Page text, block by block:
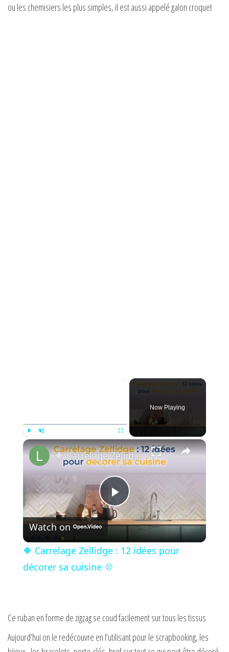
ou les chemisiers les plus simples, il est aussi appelé galon croquet
Now Playing
×
P
l
🔶 Carrelage Zellidge : 12 idées pour décorer sa cuisine 💠
Watch on
🔶 Carrelage Zellidge : 12 idées pour
décorer sa cuisine 💠
Ce ruban en forme de zigzag se coud facilement sur tous les tissus
Aujourd’hui on le redécouvre en l’utilisant pour le scrapbooking, les